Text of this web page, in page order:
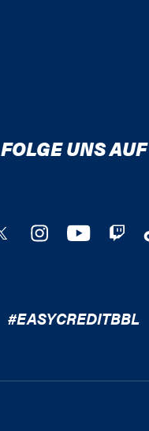
FOLGE UNS AUF
#EASYCREDITBBL